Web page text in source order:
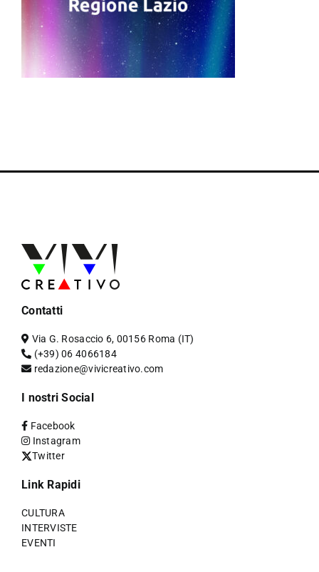
Contatti
Via G. Rosaccio 6, 00156 Roma (IT)
(+39) 06 4066184
redazione@vivicreativo.com
I nostri Social
Facebook
Instagram
Twitter
Link Rapidi
CULTURA
INTERVISTE
EVENTI